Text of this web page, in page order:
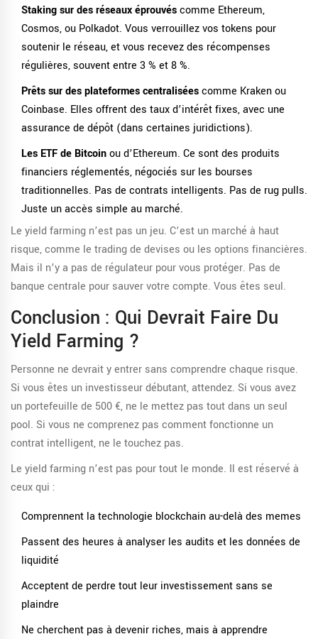
Staking sur des réseaux éprouvéscomme Ethereum,
Cosmos, ou Polkadot. Vous verrouillez vos tokens pour
soutenir le réseau, et vous recevez des récompenses
régulières, souvent entre 3 % et 8 %.
Prêts sur des plateformes centraliséescomme Kraken ou
Coinbase. Elles offrent des taux d’intérêt fixes, avec une
assurance de dépôt (dans certaines juridictions).
Les ETF de Bitcoinou d’Ethereum. Ce sont des produits
financiers réglementés, négociés sur les bourses
traditionnelles. Pas de contrats intelligents. Pas de rug pulls.
Juste un accès simple au marché.
Le yield farming n’est pas un jeu. C’est un marché à haut
risque, comme le trading de devises ou les options financières.
Mais il n’y a pas de régulateur pour vous protéger. Pas de
banque centrale pour sauver votre compte. Vous êtes seul.
Conclusion : Qui Devrait Faire Du
Yield Farming ?
Personne ne devrait y entrer sans comprendre chaque risque.
Si vous êtes un investisseur débutant, attendez. Si vous avez
un portefeuille de 500 €, ne le mettez pas tout dans un seul
pool. Si vous ne comprenez pas comment fonctionne un
contrat intelligent, ne le touchez pas.
Le yield farming n’est pas pour tout le monde. Il est réservé à
ceux qui :
Comprennent la technologie blockchain au-delà des memes
Passent des heures à analyser les audits et les données de
liquidité
Acceptent de perdre tout leur investissement sans se
plaindre
Ne cherchent pas à devenir riches, mais à apprendre